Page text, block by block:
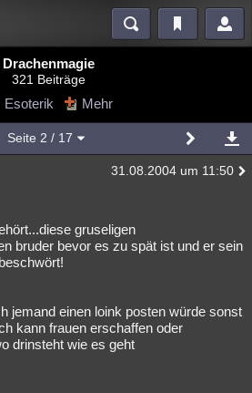
Blogs Videos
Mystery Kriminalfälle
Gruppen Gaming Filme
Drachenmagie
321 Beiträge
Esoterik Mehr
Seite 2 / 17
31.08.2004 um 11:50
gruseligen
bruder bevor es zu spät ist und er sein
jemand einen loink posten würde sonst
kann frauen erschaffen oder
drinsteht wie es geht